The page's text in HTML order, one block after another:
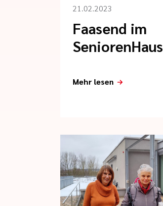
21.02.2023
Faasend im
SeniorenHaus
Mehr lesen